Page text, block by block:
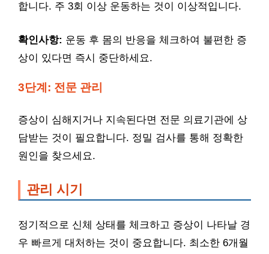
합니다. 주 3회 이상 운동하는 것이 이상적입니다.
확인사항: 운동 후 몸의 반응을 체크하여 불편한 증
상이 있다면 즉시 중단하세요.
3단계: 전문 관리
증상이 심해지거나 지속된다면 전문 의료기관에 상
담받는 것이 필요합니다. 정밀 검사를 통해 정확한
원인을 찾으세요.
관리 시기
정기적으로 신체 상태를 체크하고 증상이 나타날 경
우 빠르게 대처하는 것이 중요합니다. 최소한 6개월